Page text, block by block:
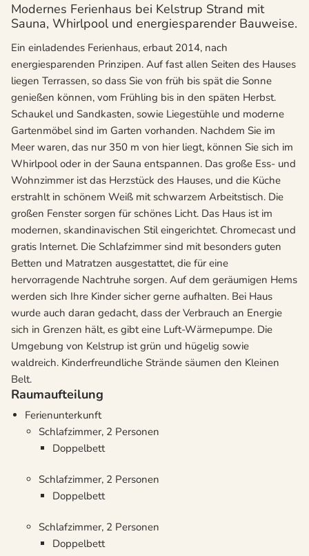
Modernes Ferienhaus bei Kelstrup Strand mit
Sauna, Whirlpool und energiesparender Bauweise.
Ein einladendes Ferienhaus, erbaut 2014, nach
energiesparenden Prinzipen. Auf fast allen Seiten des Hauses
liegen Terrassen, so dass Sie von früh bis spät die Sonne
genießen können, vom Frühling bis in den späten Herbst.
Schaukel und Sandkasten, sowie Liegestühle und moderne
Gartenmöbel sind im Garten vorhanden. Nachdem Sie im
Meer waren, das nur 350 m von hier liegt, können Sie sich im
Whirlpool oder in der Sauna entspannen. Das große Ess- und
Wohnzimmer ist das Herzstück des Hauses, und die Küche
erstrahlt in schönem Weiß mit schwarzem Arbeitstisch. Die
großen Fenster sorgen für schönes Licht. Das Haus ist im
modernen, skandinavischen Stil eingerichtet. Chromecast und
gratis Internet. Die Schlafzimmer sind mit besonders guten
Betten und Matratzen ausgestattet, die für eine
hervorragende Nachtruhe sorgen. Auf dem geräumigen Hems
werden sich Ihre Kinder sicher gerne aufhalten. Bei Haus
wurde auch daran gedacht, dass der Verbrauch an Energie
sich in Grenzen hält, es gibt eine Luft-Wärmepumpe. Die
Umgebung von Kelstrup ist grün und hügelig sowie
waldreich. Kinderfreundliche Strände säumen den Kleinen
Belt.
Raumaufteilung
Ferienunterkunft
Schlafzimmer, 2 Personen
Doppelbett
Schlafzimmer, 2 Personen
Doppelbett
Schlafzimmer, 2 Personen
Doppelbett